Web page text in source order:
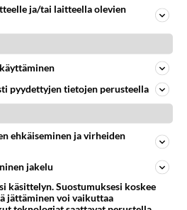
vanhan IDE levyn USB
50Gb. Miten sen saa
ja/tai laitteella olevien
pyydettyjen tietojen perusteella
ehkäiseminen ja virheiden
jakelu
käsittelyn. Suostumuksesi koskee
jättäminen voi vaikuttaa